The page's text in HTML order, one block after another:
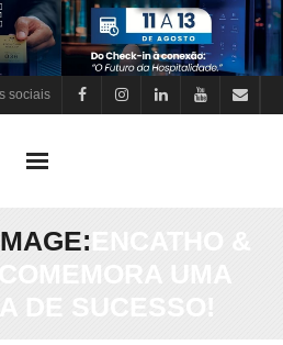
sociais
ENCATHO &
UMA
DE SUCESSO!